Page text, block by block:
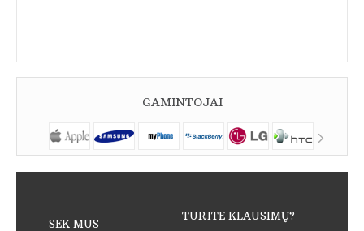
GAMINTOJAI
SEK MUS
TURITE KLAUSIMŲ?